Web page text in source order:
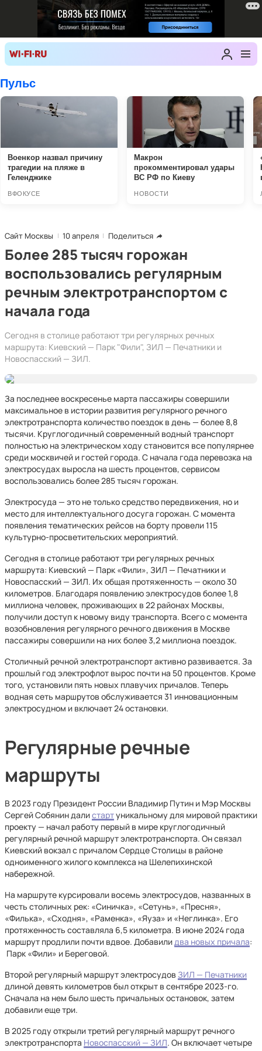
Сайт Москвы 10 апреля Поделиться
Более 285 тысяч горожан
воспользовались регулярным
речным электротранспортом с
начала года
Сегодня в столице работают три регулярных речных
маршрута: Киевский — Парк "Фили", ЗИЛ — Печатники и
Новоспасский — ЗИЛ.
За последнее воскресенье марта пассажиры совершили
максимальное в истории развития регулярного речного
электротранспорта количество поездок в день — более 8,8
тысячи. Круглогодичный современный водный транспорт
полностью на электрическом ходу становится все популярнее
среди москвичей и гостей города. С начала года перевозка на
электросудах выросла на шесть процентов, сервисом
воспользовались более 285 тысяч горожан.
Электросуда — это не только средство передвижения, но и
место для интеллектуального досуга горожан. С момента
появления тематических рейсов на борту провели 115
культурно-просветительских мероприятий.
Сегодня в столице работают три регулярных речных
маршрута: Киевский — Парк «Фили», ЗИЛ — Печатники и
Новоспасский — ЗИЛ. Их общая протяженность — около 30
километров. Благодаря появлению электросудов более 1,8
миллиона человек, проживающих в 22 районах Москвы,
получили доступ к новому виду транспорта. Всего с момента
возобновления регулярного речного движения в Москве
пассажиры совершили на них более 3,2 миллиона поездок.
Столичный речной электротранспорт активно развивается. За
прошлый год электрофлот вырос почти на 50 процентов. Кроме
того, установили пять новых плавучих причалов. Теперь
водная сеть маршрутов обслуживается 31 инновационным
электросудном и включает 24 остановки.
Регулярные речные
маршруты
В 2023 году Президент России Владимир Путин и Мэр Москвы
Сергей Собянин далистартуникальному для мировой практики
проекту — начал работу первый в мире круглогодичный
регулярный речной маршрут электротранспорта. Он связал
Киевский вокзал с причалом Сердце Столицы в районе
одноименного жилого комплекса на Шелепихинской
набережной.
На маршруте курсировали восемь электросудов, названных в
честь столичных рек: «Синичка», «Сетунь», «Пресня»,
«Филька», «Сходня», «Раменка», «Яуза» и «Неглинка». Его
протяженность составляла 6,5 километра. В июне 2024 года
маршрут продлили почти вдвое. Добавилидва новых причала:
Парк «Фили» и Береговой.
Второй регулярный маршрут электросудов ЗИЛ — Печатники
длиной девять километров был открыт в сентябре 2023-го.
Сначала на нем было шесть причальных остановок, затем
добавили еще три.
В 2025 году открыли третий регулярный маршрут речного
электротранспорта Новоспасский — ЗИЛ. Он включает четыре